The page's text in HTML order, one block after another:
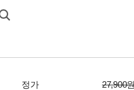
정가
27,900